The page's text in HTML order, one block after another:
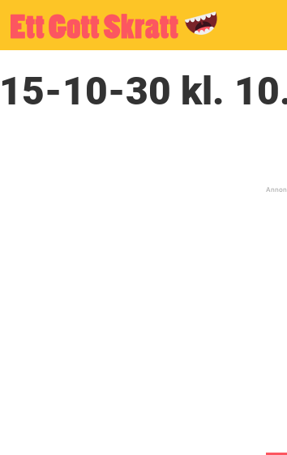
10-30 kl.